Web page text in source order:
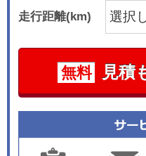
走行距離(km)
無料 見積